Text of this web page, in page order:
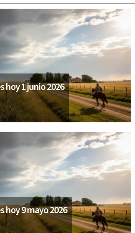
hoy 1 junio 2026
hoy 9 mayo 2026